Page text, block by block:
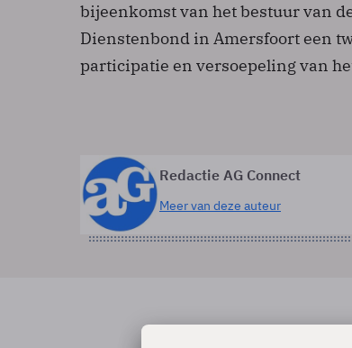
bijeenkomst van het bestuur van
Dienstenbond in Amersfoort een
participatie en versoepeling van
Redactie AG Connect
Meer van deze auteur